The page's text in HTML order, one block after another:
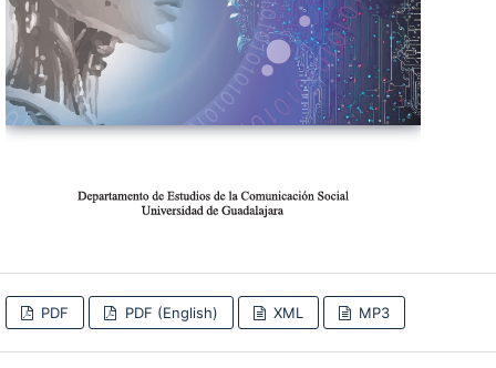
PDF PDF (English) XML MP3